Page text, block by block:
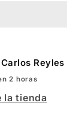
Carlos Reyles
2 horas
la tienda